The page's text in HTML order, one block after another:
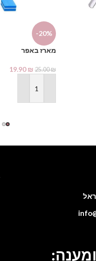
-20%
מארז באפר
25.00₪
19.90₪
הוספה לסל